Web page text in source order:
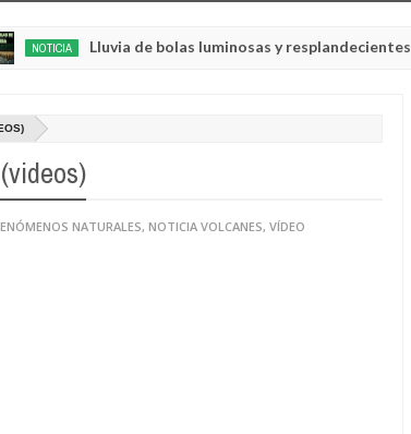
Lluvia de bolas luminosas y resplandecientes en Rusia
NATURALES, NOTICIA VOLCANES, VÍDEO